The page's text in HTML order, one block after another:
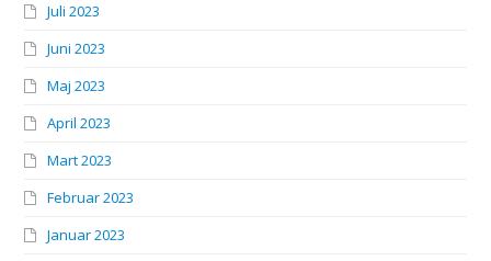
Juli 2023
Juni 2023
Maj 2023
April 2023
Mart 2023
Februar 2023
Januar 2023